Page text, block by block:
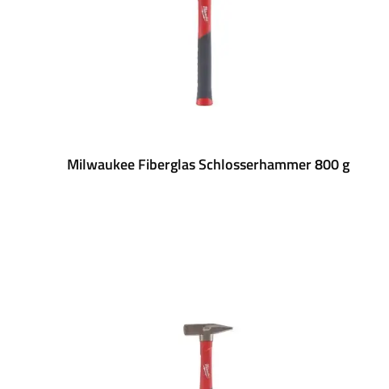
Milwaukee Fiberglas Schlosserhammer 800 g